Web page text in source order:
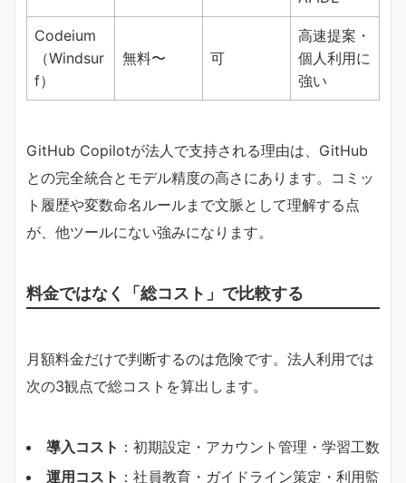
Codeium
（Windsur
f）
無料〜 可
高速提案・
個人利用に
強い
GitHub Copilotが法人で支持される理由は、GitHub
との完全統合とモデル精度の高さにあります。コミッ
ト履歴や変数命名ルールまで文脈として理解する点
が、他ツールにない強みになります。
料金ではなく「総コスト」で比較する
月額料金だけで判断するのは危険です。法人利用では
次の3観点で総コストを算出します。
​導入コスト​ ​：初期設定・アカウント管理・学習工数
​運用コスト​ ​：社員教育・ガイドライン策定・利用監